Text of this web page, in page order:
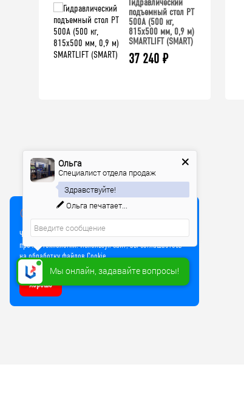
подъемный стол PT
500A (500 кг,
815х500 мм, 0,9 м)
SMARTLIFT (SMART)
37 240 ₽
Чтобы улучшить работу сайта, мы используем Cookie и
прочие технологии. Используя сайт, вы соглашаетесь
на обработку файлов Cookie
Хорошо
Мы онлайн, задавайте вопросы!
Ольга
Специалист отдела продаж
Здравствуйте!
Ольга печатает...